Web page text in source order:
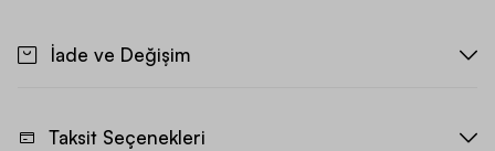
İade ve Değişim
Taksit Seçenekleri